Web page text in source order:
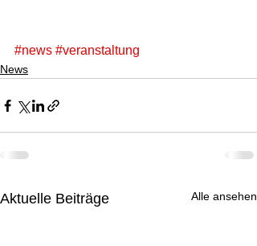
#news #veranstaltung
News
Aktuelle Beiträge Alle ansehen